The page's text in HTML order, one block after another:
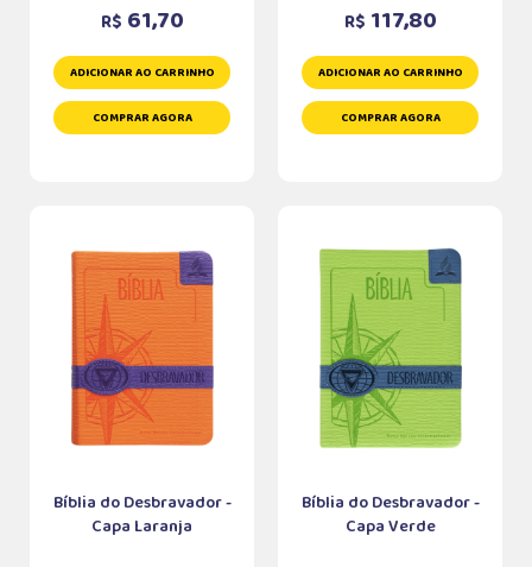
R$ 61,70
ADICIONAR AO CARRINHO
COMPRAR AGORA
R$ 117,80
ADICIONAR AO CARRINHO
COMPRAR AGORA
Bíblia do Desbravador -
Capa Laranja
Bíblia do Desbravador -
Capa Verde